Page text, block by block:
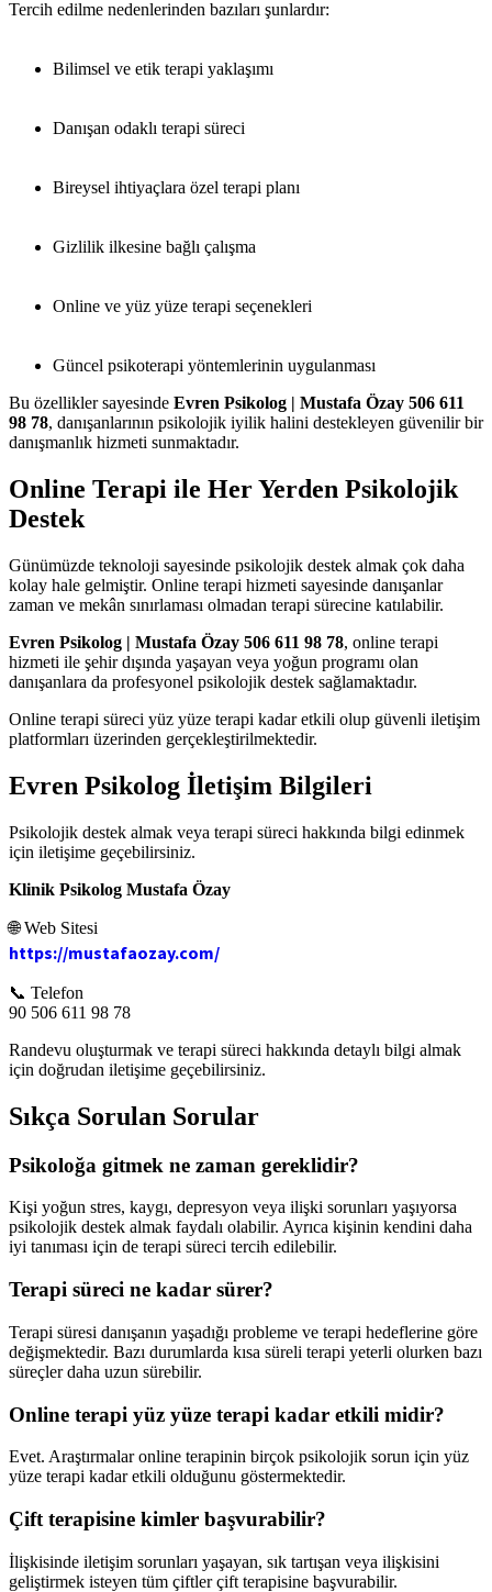
Tercih edilme nedenlerinden bazıları şunlardır:
Bilimsel ve etik terapi yaklaşımı
Danışan odaklı terapi süreci
Bireysel ihtiyaçlara özel terapi planı
Gizlilik ilkesine bağlı çalışma
Online ve yüz yüze terapi seçenekleri
Güncel psikoterapi yöntemlerinin uygulanması
Bu özellikler sayesinde Evren Psikolog | Mustafa Özay 506 611
98 78, danışanlarının psikolojik iyilik halini destekleyen güvenilir bir
danışmanlık hizmeti sunmaktadır.
Online Terapi ile Her Yerden Psikolojik
Destek
Günümüzde teknoloji sayesinde psikolojik destek almak çok daha
kolay hale gelmiştir. Online terapi hizmeti sayesinde danışanlar
zaman ve mekân sınırlaması olmadan terapi sürecine katılabilir.
Evren Psikolog | Mustafa Özay 506 611 98 78, online terapi
hizmeti ile şehir dışında yaşayan veya yoğun programı olan
danışanlara da profesyonel psikolojik destek sağlamaktadır.
Online terapi süreci yüz yüze terapi kadar etkili olup güvenli iletişim
platformları üzerinden gerçekleştirilmektedir.
Evren Psikolog İletişim Bilgileri
Psikolojik destek almak veya terapi süreci hakkında bilgi edinmek
için iletişime geçebilirsiniz.
Klinik Psikolog Mustafa Özay
🌐 Web Sitesi
https://mustafaozay.com/
📞 Telefon
90 506 611 98 78
Randevu oluşturmak ve terapi süreci hakkında detaylı bilgi almak
için doğrudan iletişime geçebilirsiniz.
Sıkça Sorulan Sorular
Psikoloğa gitmek ne zaman gereklidir?
Kişi yoğun stres, kaygı, depresyon veya ilişki sorunları yaşıyorsa
psikolojik destek almak faydalı olabilir. Ayrıca kişinin kendini daha
iyi tanıması için de terapi süreci tercih edilebilir.
Terapi süreci ne kadar sürer?
Terapi süresi danışanın yaşadığı probleme ve terapi hedeflerine göre
değişmektedir. Bazı durumlarda kısa süreli terapi yeterli olurken bazı
süreçler daha uzun sürebilir.
Online terapi yüz yüze terapi kadar etkili midir?
Evet. Araştırmalar online terapinin birçok psikolojik sorun için yüz
yüze terapi kadar etkili olduğunu göstermektedir.
Çift terapisine kimler başvurabilir?
İlişkisinde iletişim sorunları yaşayan, sık tartışan veya ilişkisini
geliştirmek isteyen tüm çiftler çift terapisine başvurabilir.